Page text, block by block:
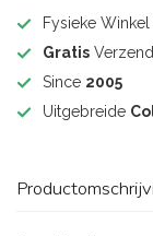
Fysieke Winkel
Gratis
Since 2005
Uitgebreide